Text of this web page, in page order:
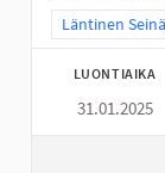
Rajaa
Läntinen
LUONTIAIKA
31.01.2025